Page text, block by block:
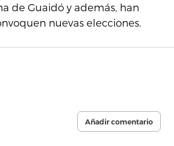
de Guaidó y además, han
nuevas elecciones.
Añadir comentario